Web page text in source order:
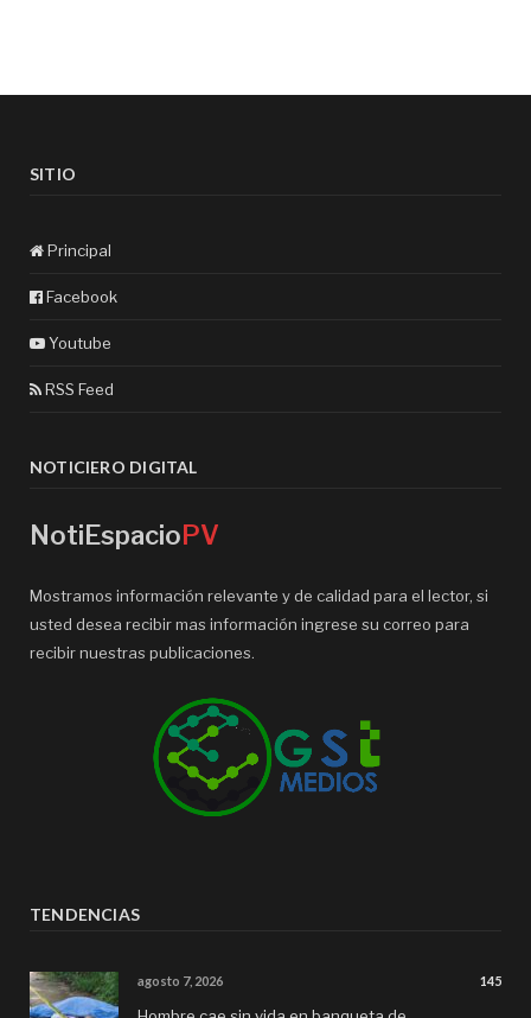
SITIO
Principal
Facebook
Youtube
RSS Feed
NOTICIERO DIGITAL
NotiEspacioPV
Mostramos información relevante y de calidad para el lector, si
usted desea recibir mas información ingrese su correo para
recibir nuestras publicaciones.
TENDENCIAS
agosto 7, 2026 145